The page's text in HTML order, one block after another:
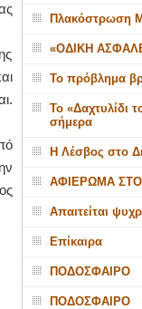
Πλακόστρωση
«ΟΔΙΚΗ
Το πρόβλημα
Το «Δαχτυλίδι
σήμερα
Η Λέσβος στο
ΑΦΙΕΡΩΜΑ
Απαιτείται
Επίκαιρα
ΠΟΔΟΣΦΑΙΡΟ
ΠΟΔΟΣΦΑΙΡΟ